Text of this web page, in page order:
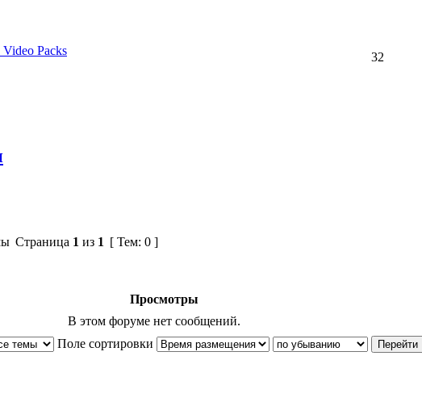
Packs 32
Страница 1 из 1 [ Тем: 0 ]
Просмотры
В этом форуме нет сообщений.
Поле сортировки